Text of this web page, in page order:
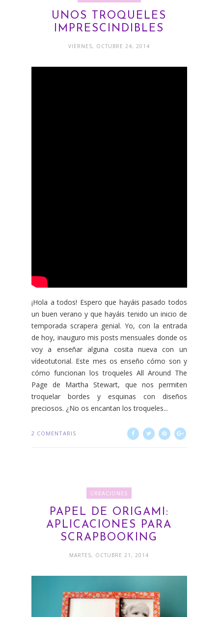
UNOS TROQUELES
IMPRESCINDIBLES
VIERNES, OCTUBRE 24, 2014
¡Hola a todos! Espero que hayáis pasado todos
un buen verano y que hayáis tenido un inicio de
temporada scrapera genial. Yo, con la entrada
de hoy, inauguro mis posts mensuales donde os
voy a enseñar alguna cosita nueva con un
vídeotutorial. Este mes os enseño cómo son y
cómo funcionan los troqueles All Around The
Page de Martha Stewart, que nos permiten
troquelar bordes y esquinas con diseños
preciosos. ¿No os encantan los troqueles...
2 COMENTARIS
CREACIONES
PAPEL DE ORIGAMI:
APLICACIONES PARA
SCRAPBOOKING
MARTES, OCTUBRE 21, 2014